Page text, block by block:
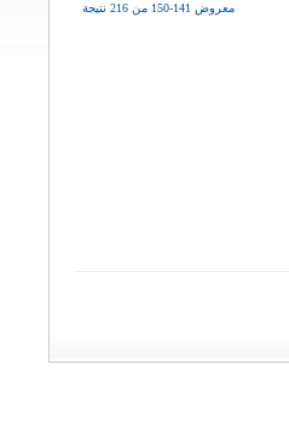
معروض 141-150 من 216 نتيجة